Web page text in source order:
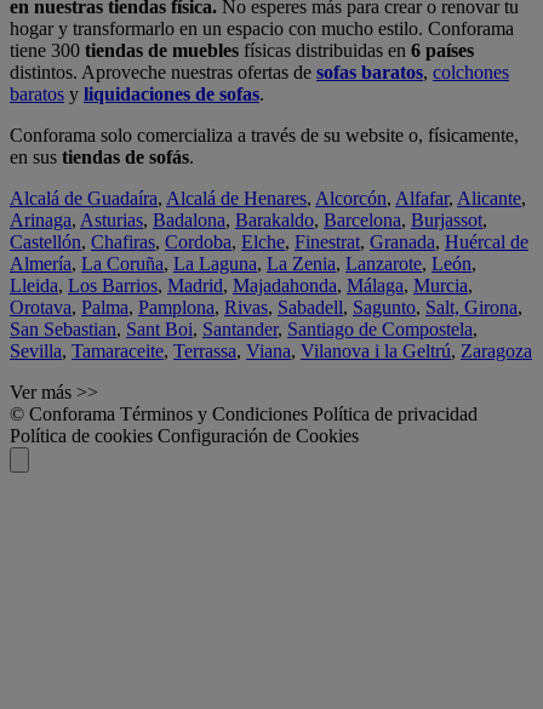
en nuestras tiendas física. No esperes más para crear o renovar tu
hogar y transformarlo en un espacio con mucho estilo. Conforama
tiene 300 tiendas de muebles físicas distribuidas en 6 países
distintos. Aproveche nuestras ofertas de sofas baratos, colchones
baratos y liquidaciones de sofas.
Conforama solo comercializa a través de su website o, físicamente,
en sus tiendas de sofás.
Alcalá de Guadaíra, Alcalá de Henares, Alcorcón, Alfafar, Alicante,
Arinaga, Asturias, Badalona, Barakaldo, Barcelona, Burjassot,
Castellón, Chafiras, Cordoba, Elche, Finestrat, Granada, Huércal de
Almería, La Coruña, La Laguna, La Zenia, Lanzarote, León,
Lleida, Los Barrios, Madrid, Majadahonda, Málaga, Murcia,
Orotava, Palma, Pamplona, Rivas, Sabadell, Sagunto, Salt, Girona,
San Sebastian, Sant Boi, Santander, Santiago de Compostela,
Sevilla, Tamaraceite, Terrassa, Viana, Vilanova i la Geltrú, Zaragoza
Ver más >>
© Conforama Términos y Condiciones Política de privacidad
Política de cookies Configuración de Cookies